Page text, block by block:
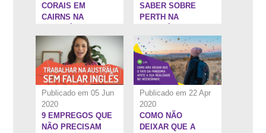
CORAIS EM
CAIRNS NA
SABER SOBRE
PERTH NA
Publicado em 05 Jun
2020
9 EMPREGOS QUE
NÃO PRECISAM
Publicado em 22 Apr
2020
COMO NÃO
DEIXAR QUE A
58:36'' 1:13:31''